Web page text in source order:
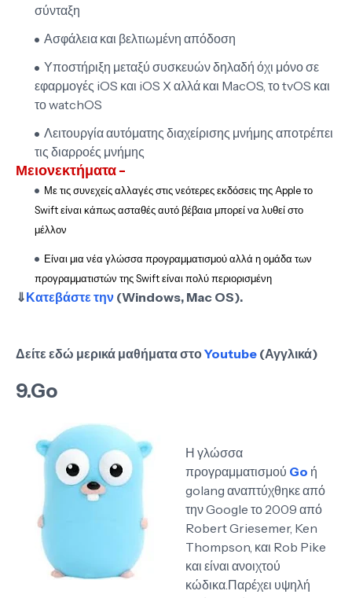
σύνταξη
Ασφάλεια και βελτιωμένη απόδοση
Υποστήριξη μεταξύ συσκευών δηλαδή όχι μόνο σε
εφαρμογές iOS και iOS X αλλά και MacOS, το tvOS και
το watchOS
Λειτουργία αυτόματης διαχείρισης μνήμης αποτρέπει
τις διαρροές μνήμης
Μειονεκτήματα -
Με τις συνεχείς αλλαγές στις νεότερες εκδόσεις της Apple το
Swift είναι κάπως ασταθές αυτό βέβαια μπορεί να λυθεί στο
μέλλον
Είναι μια νέα γλώσσα προγραμματισμού αλλά η ομάδα των
προγραμματιστών της Swift είναι πολύ περιορισμένη
⇓Κατεβάστε την (Windows, Mac OS).
Δείτε εδώ μερικά μαθήματα στοYoutube (Αγγλικά)
9.Go
Η γλώσσα
προγραμματισμού Go ή
golang αναπτύχθηκε από
την Google το 2009 από
Robert Griesemer, Ken
Thompson, και Rob Pike
και είναι ανοιχτού
κώδικα.Παρέχει υψηλή